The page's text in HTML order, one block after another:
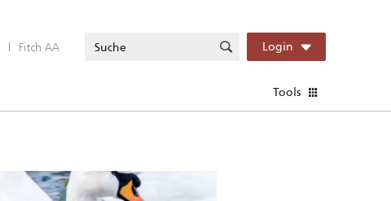
| Fitch AA Login
Tools